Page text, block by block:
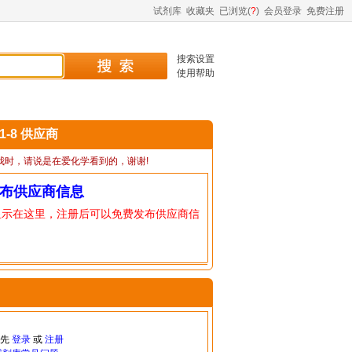
试剂库 收藏夹 已浏览(?) 会员登录 免费注册
搜索设置
使用帮助
8 供应商
时，请说是在爱化学看到的，谢谢!
供应商信息
在这里，注册后可以免费发布供应商信
登录或 注册